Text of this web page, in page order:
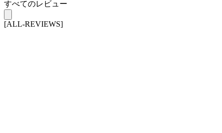
すべてのレビュー
[ALL-REVIEWS]